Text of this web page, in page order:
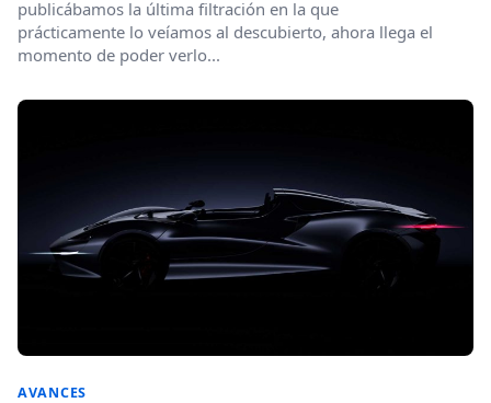
publicábamos la última filtración en la que
prácticamente lo veíamos al descubierto, ahora llega el
momento de poder verlo...
AVANCES